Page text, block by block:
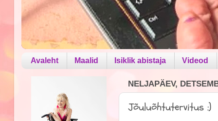
Avaleht Maalid Isiklik abistaja Videod
NELJAPÄEV,
Jõuluõhtutervitus :)